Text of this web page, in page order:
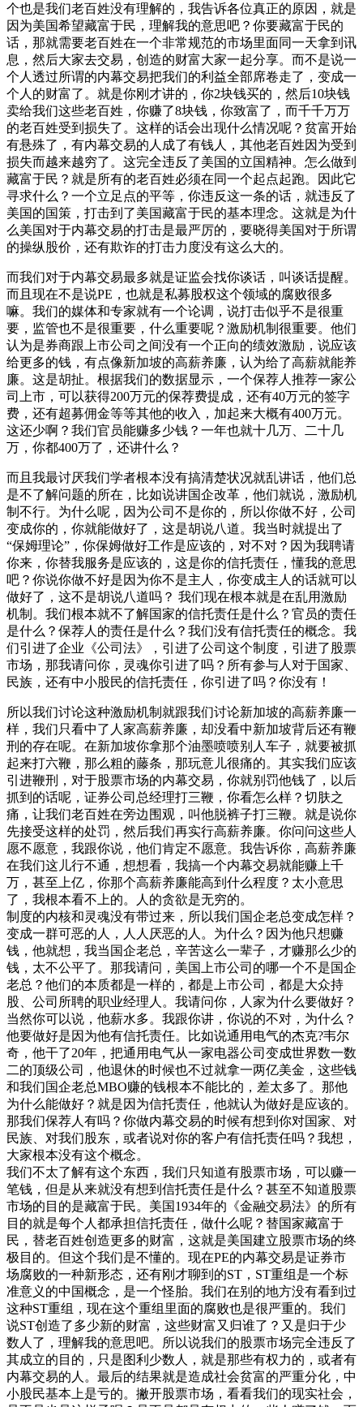
个也是我们老百姓没有理解的，我告诉各位真正的原因，就是
因为美国希望藏富于民，理解我的意思吧？你要藏富于民的
话，那就需要老百姓在一个非常规范的市场里面同一天拿到讯
息，然后大家去交易，创造的财富大家一起分享。而不是说一
个人透过所谓的内幕交易把我们的利益全部席卷走了，变成一
个人的财富了。就是你刚才讲的，你2块钱买的，然后10块钱
卖给我们这些老百姓，你赚了8块钱，你致富了，而千千万万
的老百姓受到损失了。这样的话会出现什么情况呢？贫富开始
有悬殊了，有内幕交易的人成了有钱人，其他老百姓因为受到
损失而越来越穷了。这完全违反了美国的立国精神。怎么做到
藏富于民？就是所有的老百姓必须在同一个起点起跑。因此它
寻求什么？一个立足点的平等，你违反这一条的话，就违反了
美国的国策，打击到了美国藏富于民的基本理念。这就是为什
么美国对于内幕交易的打击是最严厉的，要晓得美国对于所谓
的操纵股价，还有欺诈的打击力度没有这么大的。
而我们对于内幕交易最多就是证监会找你谈话，叫谈话提醒。
而且现在不是说PE，也就是私募股权这个领域的腐败很多
嘛。我们的媒体和专家就有一个论调，说打击似乎不是很重
要，监管也不是很重要，什么重要呢？激励机制很重要。他们
认为是券商跟上市公司之间没有一个正向的绩效激励，说应该
给更多的钱，有点像新加坡的高薪养廉，认为给了高薪就能养
廉。这是胡扯。根据我们的数据显示，一个保荐人推荐一家公
司上市，可以获得200万元的保荐费提成，还有40万元的签字
费，还有超募佣金等等其他的收入，加起来大概有400万元。
这还少啊？我们官员能赚多少钱？一年也就十几万、二十几
万，你都400万了，还讲什么？
而且我最讨厌我们学者根本没有搞清楚状况就乱讲话，他们总
是不了解问题的所在，比如说讲国企改革，他们就说，激励机
制不行。为什么呢，因为公司不是你的，所以你做不好，公司
变成你的，你就能做好了，这是胡说八道。我当时就提出了
“保姆理论”，你保姆做好工作是应该的，对不对？因为我聘请
你来，你替我服务是应该的，这是你的信托责任，懂我的意思
吧？你说你做不好是因为你不是主人，你变成主人的话就可以
做好了，这不是胡说八道吗？ 我们现在根本就是在乱用激励
机制。我们根本就不了解国家的信托责任是什么？官员的责任
是什么？保荐人的责任是什么？我们没有信托责任的概念。我
们引进了企业《公司法》，引进了公司这个制度，引进了股票
市场，那我请问你，灵魂你引进了吗？所有参与人对于国家、
民族，还有中小股民的信托责任，你引进了吗？你没有！
所以我们讨论这种激励机制就跟我们讨论新加坡的高薪养廉一
样，我们只看中了人家高薪养廉，却没看中新加坡背后还有鞭
刑的存在呢。在新加坡你拿那个油墨喷喷别人车子，就要被抓
起来打六鞭，那么粗的藤条，那玩意儿很痛的。其实我们应该
引进鞭刑，对于股票市场的内幕交易，你就别罚他钱了，以后
抓到的话呢，证券公司总经理打三鞭，你看怎么样？切肤之
痛，让我们老百姓在旁边围观，叫他脱裤子打三鞭。就是说你
先接受这样的处罚，然后我们再实行高薪养廉。你问问这些人
愿不愿意，我跟你说，他们肯定不愿意。我告诉你，高薪养廉
在我们这儿行不通，想想看，我搞一个内幕交易就能赚上千
万，甚至上亿，你那个高薪养廉能高到什么程度？太小意思
了，我根本看不上的。人的贪欲是无穷的。
制度的内核和灵魂没有带过来，所以我们国企老总变成怎样？
变成一群可恶的人，人人厌恶的人。为什么？因为他只想赚
钱，他就想，我当国企老总，辛苦这么一辈子，才赚那么少的
钱，太不公平了。那我请问，美国上市公司的哪一个不是国企
老总？他们的本质都是一样的，都是上市公司，都是大众持
股、公司所聘的职业经理人。我请问你，人家为什么要做好？
当然你可以说，他薪水多。我跟你讲，你说的不对，为什么？
他要做好是因为他有信托责任。比如说通用电气的杰克?韦尔
奇，他干了20年，把通用电气从一家电器公司变成世界数一数
二的顶级公司，他退休的时候也不过就拿一两亿美金，这些钱
和我们国企老总MBO赚的钱根本不能比的，差太多了。那他
为什么能做好？就是因为信托责任，他就认为做好是应该的。
那我们保荐人有吗？你做内幕交易的时候有想到你对国家、对
民族、对我们股东，或者说对你的客户有信托责任吗？我想，
大家根本没有这个概念。
我们不太了解有这个东西，我们只知道有股票市场，可以赚一
笔钱，但是从来就没有想到信托责任是什么？甚至不知道股票
市场的目的是藏富于民。美国1934年的《金融交易法》的所有
目的就是每个人都承担信托责任，做什么呢？替国家藏富于
民，替老百姓创造更多的财富，这就是美国建立股票市场的终
极目的。但这个我们是不懂的。现在PE的内幕交易是证券市
场腐败的一种新形态，还有刚才聊到的ST，ST重组是一个标
准意义的中国概念，是一个怪胎。我们在别的地方没有看到过
这种ST重组，现在这个重组里面的腐败也是很严重的。我们
说ST创造了多少新的财富，这些财富又归谁了？又是归于少
数人了，理解我的意思吧。所以说我们的股票市场完全违反了
其成立的目的，只是图利少数人，就是那些有权力的，或者有
内幕交易的人。最后的结果就是造成社会贫富的严重分化，中
小股民基本上是亏的。撇开股票市场，看看我们的现实社会，